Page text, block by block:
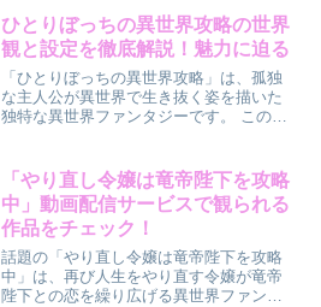
ひとりぼっちの異世界攻略の世界
観と設定を徹底解説！魅力に迫る
「ひとりぼっちの異世界攻略」は、孤独
な主人公が異世界で生き抜く姿を描いた
独特な異世界ファンタジーです。 この作
あります。 今回は、「ひとりぼっちの異
世界攻略」の世界観や...
「やり直し令嬢は竜帝陛下を攻略
中」動画配信サービスで観られる
作品をチェック！
話題の「やり直し令嬢は竜帝陛下を攻略
中」は、再び人生をやり直す令嬢が竜帝
陛下との恋を繰り広げる異世界ファンタ